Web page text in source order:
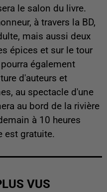
le salon du livre.
à travers la BD,
mais aussi deux
épices et sur le tour
également
d'auteurs et
au spectacle d'une
au bord de la rivière
à 10 heures
est gratuite.
VUS